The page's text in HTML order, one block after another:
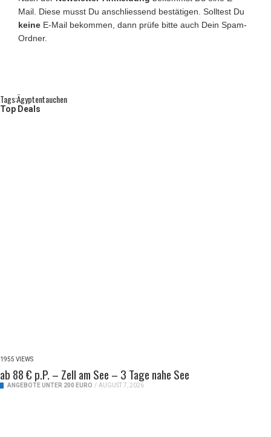
Mail. Diese musst Du anschliessend bestätigen. Solltest Du
keine E-Mail bekommen, dann prüfe bitte auch Dein Spam-
Ordner.
Tags:ÄgyptenTauchen
Top Deals
1955 VIEWS
ab 88 € p.P. – Zell am See – 3 Tage nahe See
ANGEBOTE UNTER 200 EURO / AUGUST 7, 2026